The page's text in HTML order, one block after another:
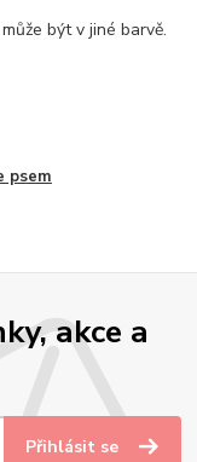
být v jiné barvě.
psem
akce a
Přihlásit se